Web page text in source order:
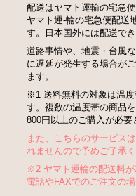
配送はヤマト運輸の宅急便
ヤマト運-輸の宅急便配送
す。日本国外には配送でき
道路事情や、地震・台風
に遅延が発生する場合が
ます。
※1 送料無料の対象は温
す。複数の温度帯の商品
800円以上のご購入が必要
また、こちらのサービス
れませんので予めご了承く
※2 ヤマト運輸の配送料
電話やFAXでのご注文の